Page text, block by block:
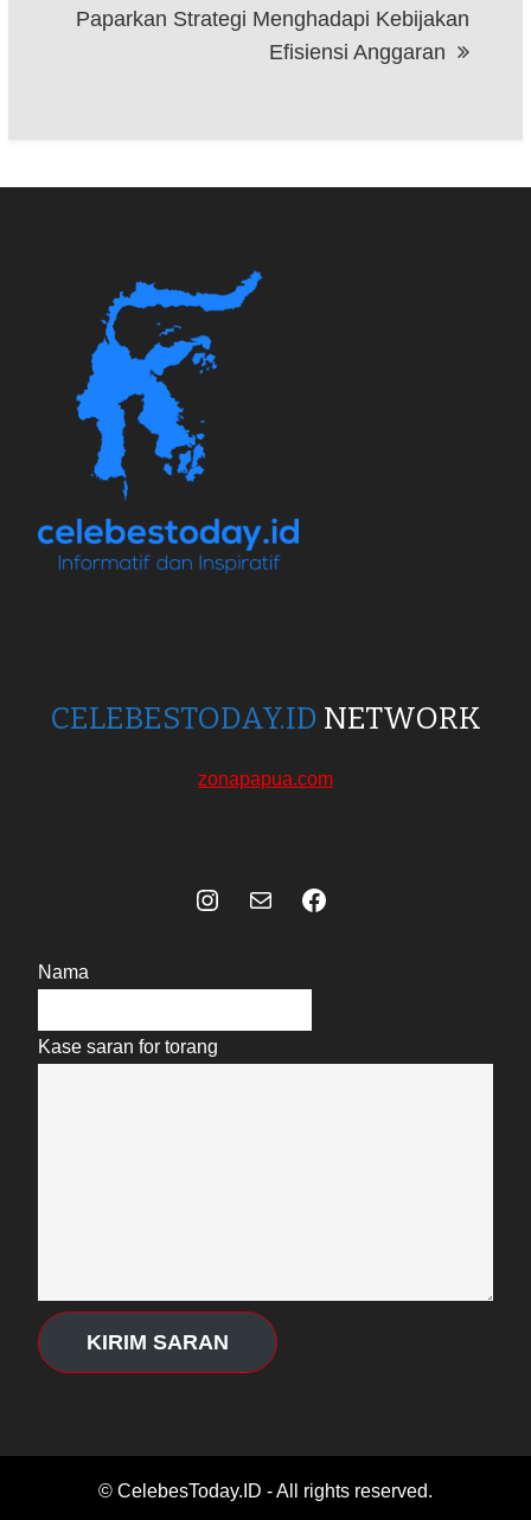
Paparkan Strategi Menghadapi Kebijakan
Efisiensi Anggaran
CELEBESTODAY.ID NETWORK
zonapapua.com
Instagram
Mail Celebes Today Social Media
Nama
Kase saran for torang
KIRIM SARAN
© CelebesToday.ID - All rights reserved.